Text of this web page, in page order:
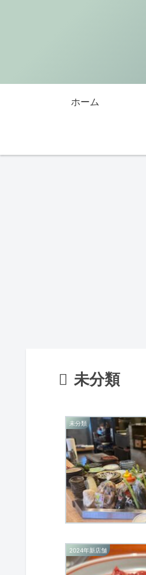
ホーム
未分類
未分類
2024年新店舗